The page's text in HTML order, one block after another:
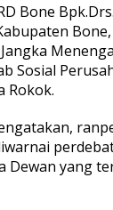
Bone
Bone,
Sosial
Rokok.
Dewan yang